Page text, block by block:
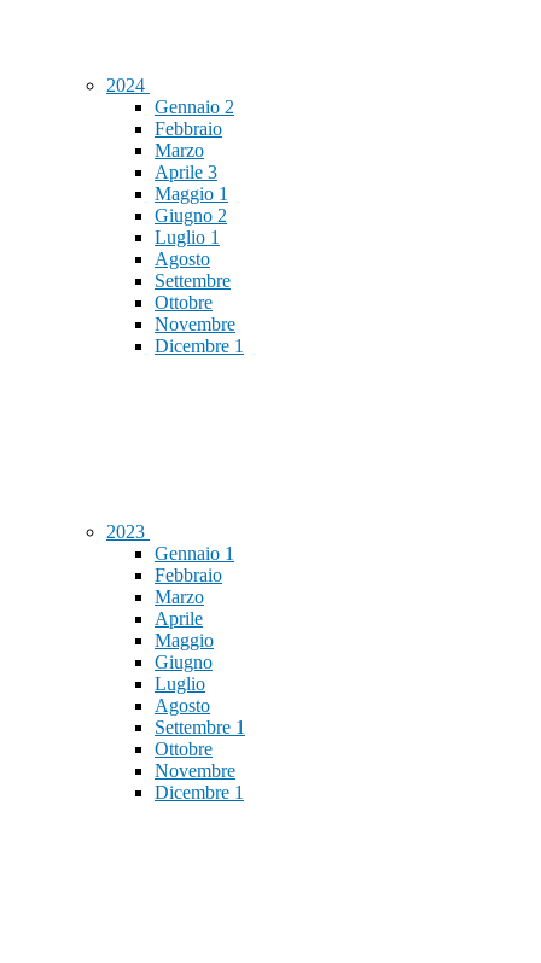
2024
Gennaio 2
Febbraio
Marzo
Aprile 3
Maggio 1
Giugno 2
Luglio 1
Agosto
Settembre
Ottobre
Novembre
Dicembre 1
2023
Gennaio 1
Febbraio
Marzo
Aprile
Maggio
Giugno
Luglio
Agosto
Settembre 1
Ottobre
Novembre
Dicembre 1